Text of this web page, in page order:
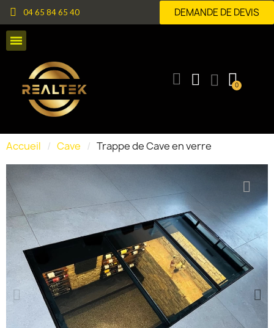
04 65 84 65 40 DEMANDE DE DEVIS
Accueil Cave Trappe de Cave en verre